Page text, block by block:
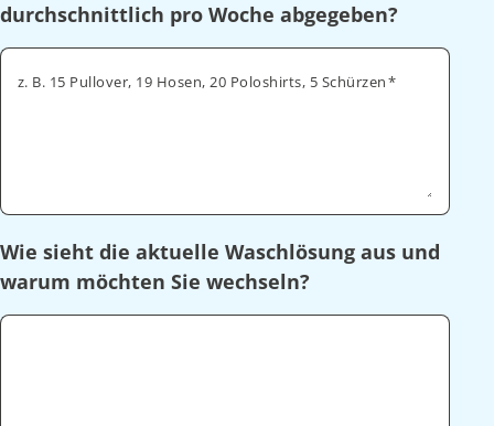
durchschnittlich pro Woche abgegeben?
z. B. 15 Pullover, 19 Hosen, 20 Poloshirts, 5 Schürzen
Wie sieht die aktuelle Waschlösung aus und
warum möchten Sie wechseln?